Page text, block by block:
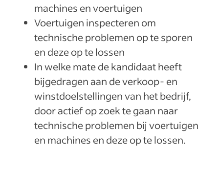
machines en voertuigen
Voertuigen inspecteren om
technische problemen op te sporen
en deze op te lossen
In welke mate de kandidaat heeft
bijgedragen aan de verkoop- en
winstdoelstellingen van het bedrijf,
door actief op zoek te gaan naar
technische problemen bij voertuigen
en machines en deze op te lossen.